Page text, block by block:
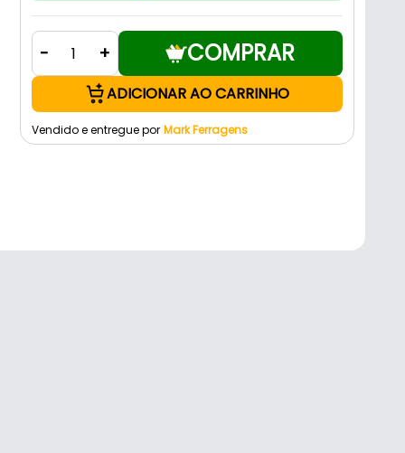
- + COMPRAR
ADICIONAR AO CARRINHO
Vendido e entregue por Mark Ferragens